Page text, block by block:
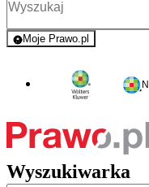
Moje Prawo.pl
- rejestracja i
Wyszukiwarka